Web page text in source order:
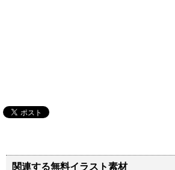
関連する無料イラスト素材